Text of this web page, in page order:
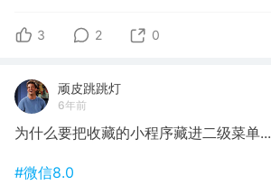
3 2 0
顽皮跳跳灯
6年前
为什么要把收藏的小程序藏进二级菜单...
#微信8.0